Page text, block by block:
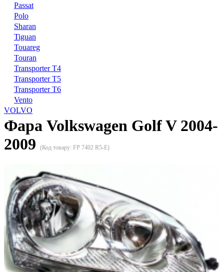
Passat
Polo
Sharan
Tiguan
Touareg
Touran
Transporter T4
Transporter T5
Transporter T6
Vento
VOLVO
Фара Volkswagen Golf V 2004-
2009
(Код товару: FP 7402 R5-E)